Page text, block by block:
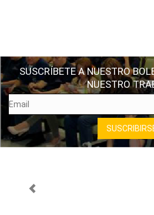
SUSCRÍBETE A NUESTRO
NUESTRO